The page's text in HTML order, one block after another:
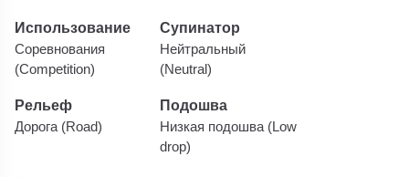
Использование
Соревнования
(Competition)
Супинатор
Нейтральный
(Neutral)
Рельеф
Дорога (Road)
Подошва
Низкая подошва (Low
drop)